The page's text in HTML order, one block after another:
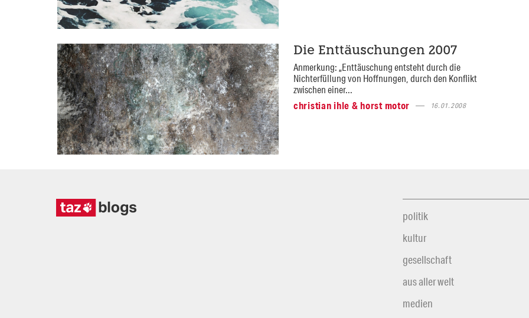
Die Enttäuschungen 2007
Anmerkung: „Enttäuschung entsteht durch die
Nichterfüllung von Hoffnungen, durch den Konflikt
zwischen einer...
christian ihle & horst motor
16.01.2008
politik
kultur
gesellschaft
aus aller welt
medien